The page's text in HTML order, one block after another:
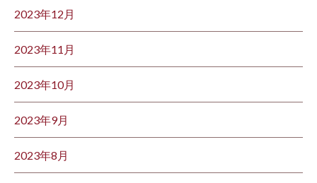
2023年12月
2023年11月
2023年10月
2023年9月
2023年8月